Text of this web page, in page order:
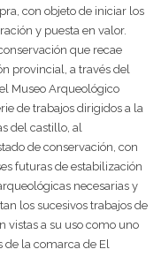
con objeto de iniciar los
y puesta en valor.
que recae
provincial, a través del
Museo Arqueológico
de trabajos dirigidos a la
del castillo, al
de conservación, con
futuras de estabilización
necesarias y
los sucesivos trabajos de
vistas a su uso como uno
de la comarca de El